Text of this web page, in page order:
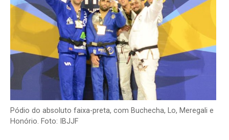
Pódio do absoluto faixa-preta, com Buchecha, Lo, Meregali e
Honório. Foto: IBJJF